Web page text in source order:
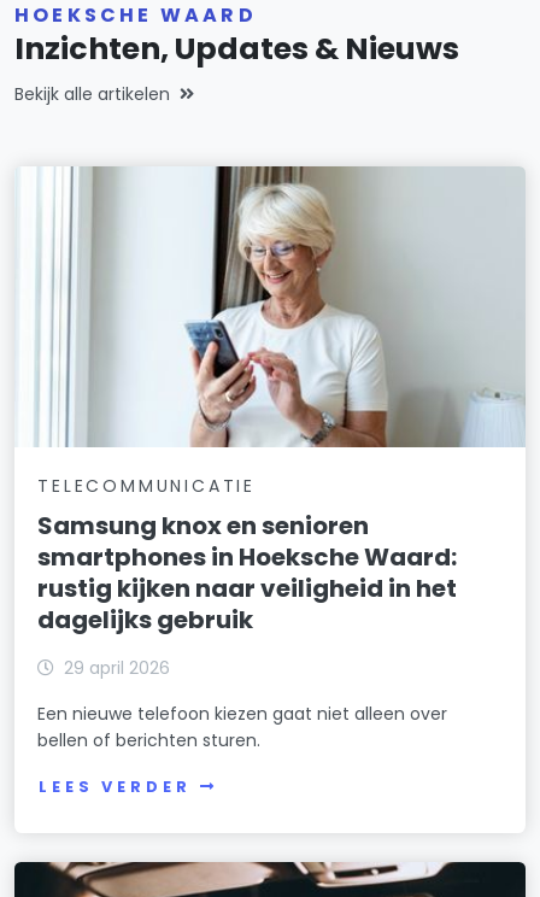
HOEKSCHE WAARD
Inzichten, Updates & Nieuws
Bekijk alle artikelen
TELECOMMUNICATIE
Samsung knox en senioren
smartphones in Hoeksche Waard:
rustig kijken naar veiligheid in het
dagelijks gebruik
29 april 2026
Een nieuwe telefoon kiezen gaat niet alleen over
bellen of berichten sturen.
LEES VERDER